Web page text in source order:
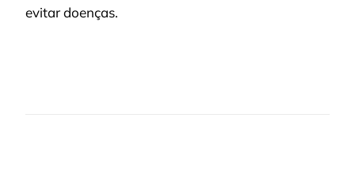
evitar doenças.